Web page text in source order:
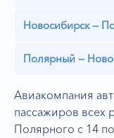
Новосибирск —
Полярный —
Авиакомпания
пассажиров всех
Полярного с 14